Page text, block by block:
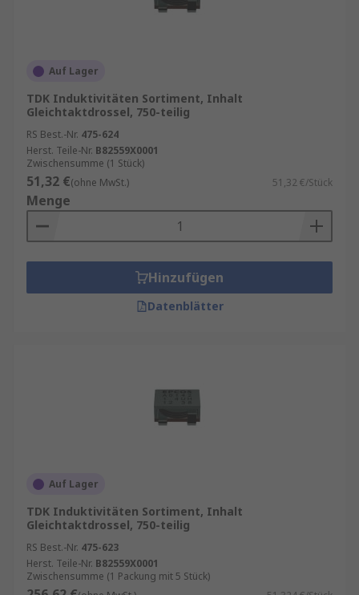
Auf Lager
TDK Induktivitäten Sortiment, Inhalt
Gleichtaktdrossel, 750-teilig
RS Best.-Nr. 475-624
Herst. Teile-Nr. B82559X0001
Zwischensumme (1 Stück)
51,32 €(ohne MwSt.) 51,32 €/Stück
Menge
Hinzufügen
Datenblätter
Auf Lager
TDK Induktivitäten Sortiment, Inhalt
Gleichtaktdrossel, 750-teilig
RS Best.-Nr. 475-623
Herst. Teile-Nr. B82559X0001
Zwischensumme (1 Packung mit 5 Stück)